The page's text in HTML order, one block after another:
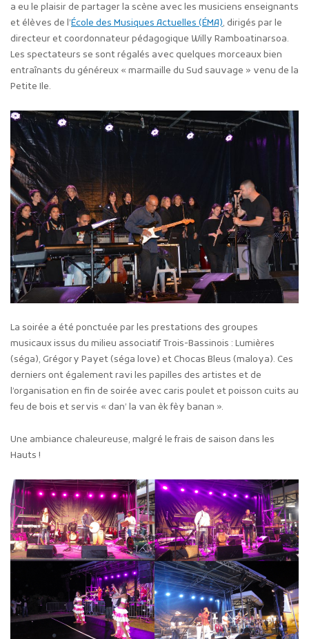
a eu le plaisir de partager la scène avec les musiciens enseignants
et élèves de l’École des Musiques Actuelles (ÉMA), dirigés par le
directeur et coordonnateur pédagogique Willy Ramboatinarsoa.
Les spectateurs se sont régalés avec quelques morceaux bien
entraînants du généreux « marmaille du Sud sauvage » venu de la
Petite Ile.
La soirée a été ponctuée par les prestations des groupes
musicaux issus du milieu associatif Trois-Bassinois : Lumières
(séga), Grégory Payet (séga love) et Chocas Bleus (maloya). Ces
derniers ont également ravi les papilles des artistes et de
l’organisation en fin de soirée avec caris poulet et poisson cuits au
feu de bois et servis « dan’ la van èk fèy banan ».
Une ambiance chaleureuse, malgré le frais de saison dans les
Hauts !